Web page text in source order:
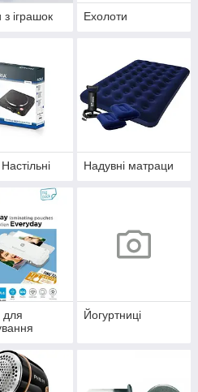
з іграшок Ехолоти
Надувні матраци
для
Йогуртниці